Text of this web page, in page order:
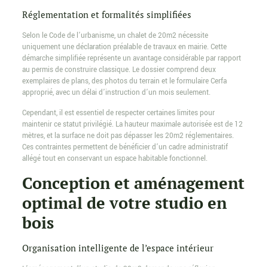
Réglementation et formalités simplifiées
Selon le Code de l’urbanisme, un chalet de 20m2 nécessite
uniquement une déclaration préalable de travaux en mairie. Cette
démarche simplifiée représente un avantage considérable par rapport
au permis de construire classique. Le dossier comprend deux
exemplaires de plans, des photos du terrain et le formulaire Cerfa
approprié, avec un délai d’instruction d’un mois seulement.
Cependant, il est essentiel de respecter certaines limites pour
maintenir ce statut privilégié. La hauteur maximale autorisée est de 12
mètres, et la surface ne doit pas dépasser les 20m2 réglementaires.
Ces contraintes permettent de bénéficier d’un cadre administratif
allégé tout en conservant un espace habitable fonctionnel.
Conception et aménagement
optimal de votre studio en
bois
Organisation intelligente de l’espace intérieur